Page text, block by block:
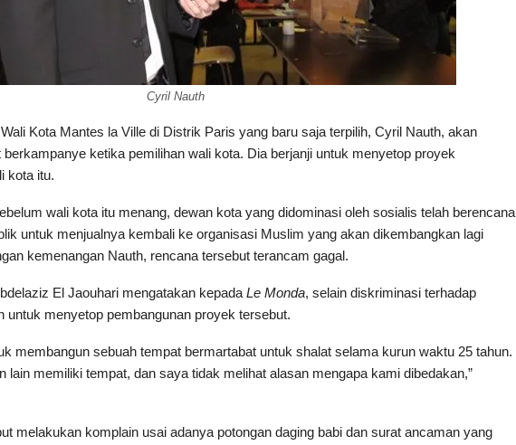
Cyril Nauth
Wali Kota Mantes la Ville di Distrik Paris yang baru saja terpilih, Cyril Nauth, akan
ketika pemilihan wali kota. Dia berjanji untuk menyetop proyek
kota itu.
wali kota itu menang, dewan kota yang didominasi oleh sosialis telah berencana
untuk menjualnya kembali ke organisasi Muslim yang akan dikembangkan lagi
kemenangan Nauth, rencana tersebut terancam gagal.
El Jaouhari mengatakan kepada Le Monda, selain diskriminasi terhadap
untuk menyetop pembangunan proyek tersebut.
membangun sebuah tempat bermartabat untuk shalat selama kurun waktu 25 tahun.
lain memiliki tempat, dan saya tidak melihat alasan mengapa kami dibedakan,”
melakukan komplain usai adanya potongan daging babi dan surat ancaman yang